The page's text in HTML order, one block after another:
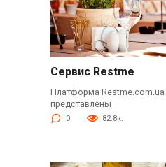
Сервис Restme
Платформа Restme.com.ua
представлены
0 82.8к.